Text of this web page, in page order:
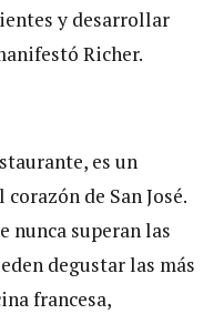
y desarrollar
Richer.
es un
de San José.
nunca superan las
degustar las más
francesa,